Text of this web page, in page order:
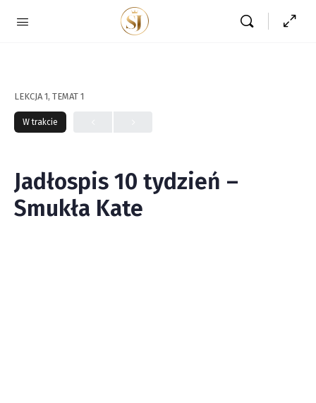
LEKCJA 1, TEMAT 1
W trakcie
Jadłospis 10 tydzień –
Smukła Kate